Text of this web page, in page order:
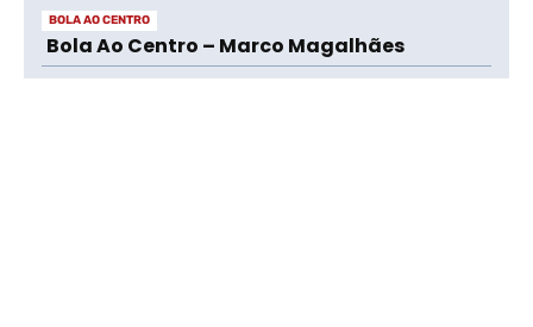
BOLA AO CENTRO
Bola Ao Centro – Marco Magalhães